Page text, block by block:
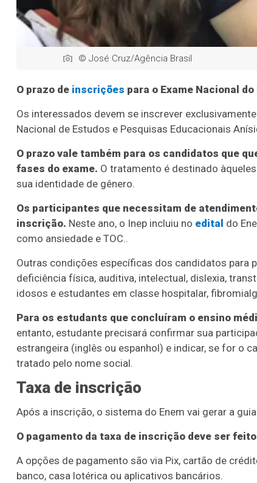
© José Cruz/Agência Brasil
O prazo de inscrições para o Exame Nacional
Os interessados devem se inscrever
Nacional de Estudos e Pesquisas Educacionais
O prazo vale também para os candidatos que
fases do exame. O tratamento é destinado
sua identidade de gênero.
Os participantes que necessitam de
inscrição. Neste ano, o Inep incluiu no edital do
como ansiedade e TOC..
Outras condições específicas dos candidatos para
deficiência física, auditiva, intelectual, dislexia,
idosos e estudantes em classe hospitalar,
Para os estudants que concluíram o ensino
entanto, estudante precisará confirmar sua
estrangeira (inglês ou espanhol) e indicar, se for o
tratado pelo nome social.
Taxa de inscrição
Após a inscrição, o sistema do Enem vai gerar a
O pagamento da taxa de inscrição deve ser
A opções de pagamento são via Pix, cartão de
banco, casa lotérica ou aplicativos bancários.